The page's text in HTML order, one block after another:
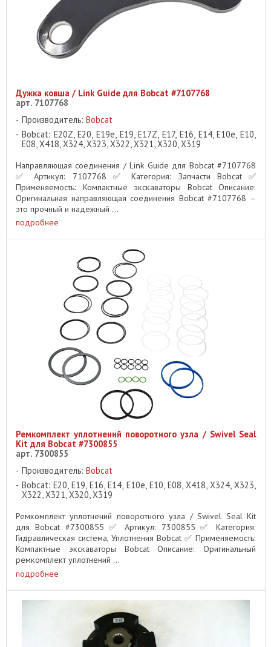
Дужка ковша / Link Guide для Bobcat #7107768
арт. 7107768
Производитель: Bobcat
Bobcat: E20Z, E20, E19e, E19, E17Z, E17, E16, E14, E10e, E10,
E08, X418, X324, X323, X322, X321, X320, X319
Направляющая соединения / Link Guide для Bobcat #7107768
✅ Артикул: 7107768 ✅ Категория: Запчасти Bobcat ✅
Применяемость: Компактные экскаваторы Bobcat Описание:
Оригинальная направляющая соединения Bobcat #7107768 –
это прочный и надежный ...
подробнее
Ремкомплект уплотнений поворотного узла / Swivel Seal
Kit для Bobcat #7300855
арт. 7300855
Производитель: Bobcat
Bobcat: E20, E19, E16, E14, E10e, E10, E08, X418, X324, X323,
X322, X321, X320, X319
Ремкомплект уплотнений поворотного узла / Swivel Seal Kit
для Bobcat #7300855 ✅ Артикул: 7300855 ✅ Категория:
Гидравлическая система, Уплотнения Bobcat ✅ Применяемость:
Компактные экскаваторы Bobcat Описание: Оригинальный
ремкомплект уплотнений ...
подробнее